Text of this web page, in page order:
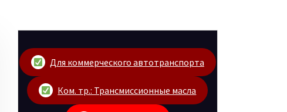
Для коммерческого автотранспорта
Ком. тр.: Трансмиссионные масла